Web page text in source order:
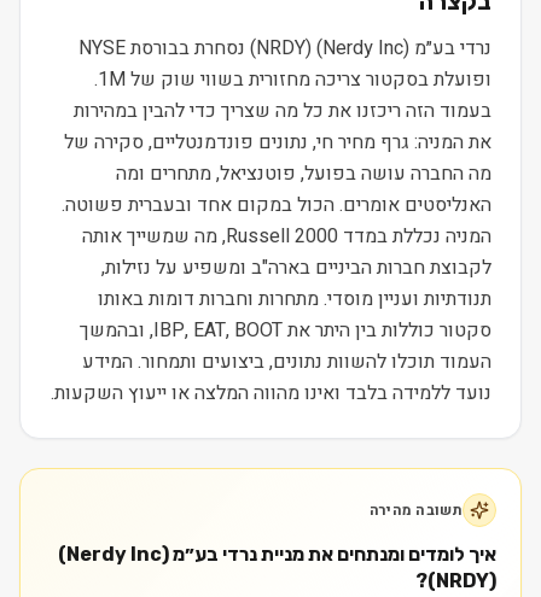
נרדי בע״מ (Nerdy Inc) (NRDY) נסחרת בבורסת NYSE
ופועלת בסקטור צריכה מחזורית בשווי שוק של 1M.
בעמוד הזה ריכזנו את כל מה שצריך כדי להבין במהירות
את המניה: גרף מחיר חי, נתונים פונדמנטליים, סקירה של
מה החברה עושה בפועל, פוטנציאל, מתחרים ומה
האנליסטים אומרים. הכול במקום אחד ובעברית פשוטה.
המניה נכללת במדד Russell 2000, מה שמשייך אותה
לקבוצת חברות הביניים בארה"ב ומשפיע על נזילות,
תנודתיות ועניין מוסדי. מתחרות וחברות דומות באותו
סקטור כוללות בין היתר את IBP, EAT, BOOT, ובהמשך
העמוד תוכלו להשוות נתונים, ביצועים ותמחור. המידע
נועד ללמידה בלבד ואינו מהווה המלצה או ייעוץ השקעות.
תשובה מהירה
איך לומדים ומנתחים את מניית נרדי בע״מ (Nerdy Inc)
(NRDY)?